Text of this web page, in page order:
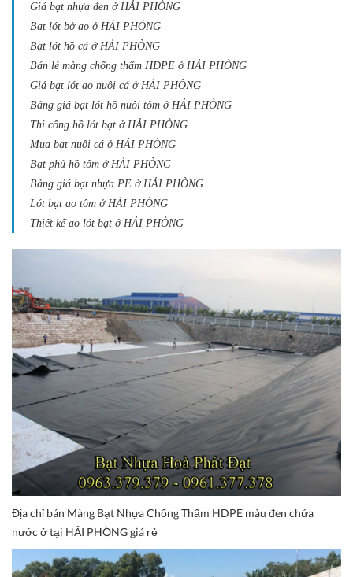
Giá bạt nhựa đen ở HẢI PHÒNG
Bạt lót bờ ao ở HẢI PHÒNG
Bạt lót hồ cá ở HẢI PHÒNG
Bán lẻ màng chống thấm HDPE ở HẢI PHÒNG
Giá bạt lót ao nuôi cá ở HẢI PHÒNG
Bảng giá bạt lót hồ nuôi tôm ở HẢI PHÒNG
Thi công hồ lót bạt ở HẢI PHÒNG
Mua bạt nuôi cá ở HẢI PHÒNG
Bạt phủ hồ tôm ở HẢI PHÒNG
Bảng giá bạt nhựa PE ở HẢI PHÒNG
Lót bạt ao tôm ở HẢI PHÒNG
Thiết kế ao lót bạt ở HẢI PHÒNG
Địa chỉ bán Màng Bạt Nhựa Chống Thấm HDPE màu đen chứa
nước ở tại HẢI PHÒNG giá rẻ